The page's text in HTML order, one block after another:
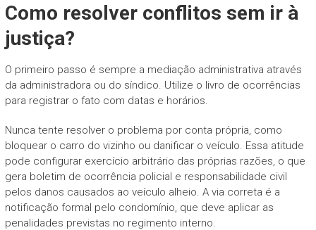
Como resolver conflitos sem ir à
justiça?
O primeiro passo é sempre a mediação administrativa através
da administradora ou do síndico. Utilize o livro de ocorrências
para registrar o fato com datas e horários.
Nunca tente resolver o problema por conta própria, como
bloquear o carro do vizinho ou danificar o veículo. Essa atitude
pode configurar exercício arbitrário das próprias razões, o que
gera boletim de ocorrência policial e responsabilidade civil
pelos danos causados ao veículo alheio. A via correta é a
notificação formal pelo condomínio, que deve aplicar as
penalidades previstas no regimento interno.